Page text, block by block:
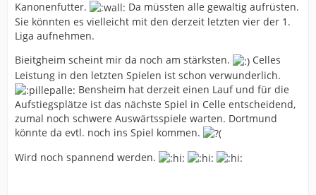
Kanonenfutter.
Da müssten alle gewaltig aufrüsten.
Sie könnten es vielleicht mit den derzeit letzten vier der 1.
Liga aufnehmen.
Bieitgheim scheint mir da noch am stärksten.
Celles
Leistung in den letzten Spielen ist schon verwunderlich.
Bensheim hat derzeit einen Lauf und für die
Aufstiegsplätze ist das nächste Spiel in Celle entscheidend,
zumal noch schwere Auswärtsspiele warten. Dortmund
könnte da evtl. noch ins Spiel kommen.
Wird noch spannend werden.